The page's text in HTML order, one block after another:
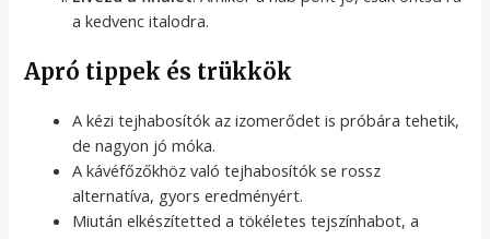
a kedvenc italodra.
Apró tippek és trükkök
A kézi tejhabosítók az izomerődet is próbára tehetik,
de nagyon jó móka.
A kávéfőzőkhöz való tejhabosítók se rossz
alternatíva, gyors eredményért.
Miután elkészítetted a tökéletes tejszínhabot, a